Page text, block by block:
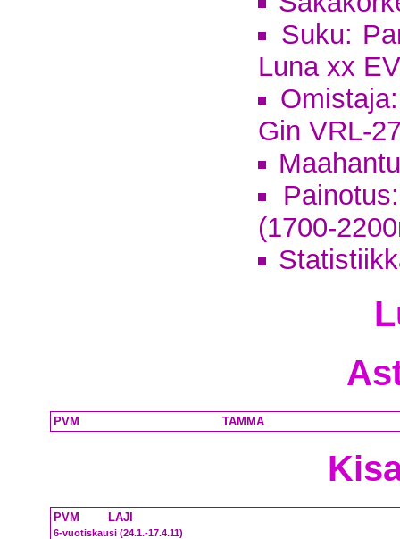
Suku:
Luna xx
Gin VRL-
(1700-
PVM TAMMA
PVM LAJI
6-vuotiskausi (24.1.-17.4.11)